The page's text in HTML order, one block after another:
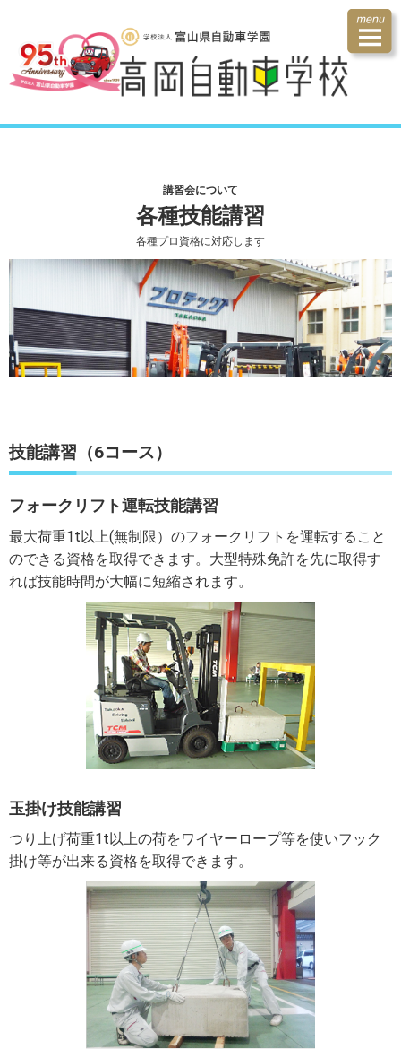
講習会について
各種技能講習
各種プロ資格に対応します
技能講習（6コース）
フォークリフト運転技能講習
最大荷重1t以上(無制限）のフォークリフトを運転すること
のできる資格を取得できます。大型特殊免許を先に取得す
れば技能時間が大幅に短縮されます。
玉掛け技能講習
つり上げ荷重1t以上の荷をワイヤーロープ等を使いフック
掛け等が出来る資格を取得できます。